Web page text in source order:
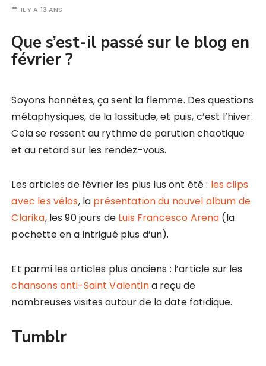
IL Y A 13 ANS
Que s’est-il passé sur le blog en
février ?
Soyons honnêtes, ça sent la flemme. Des questions
métaphysiques, de la lassitude, et puis, c’est l’hiver.
Cela se ressent au rythme de parution chaotique
et au retard sur les rendez-vous.
Les articles de février les plus lus ont été : les clips
avec les vélos, la présentation du nouvel album de
Clarika, les 90 jours de Luis Francesco Arena (la
pochette en a intrigué plus d’un).
Et parmi les articles plus anciens : l’article sur les
chansons anti-Saint Valentina reçu de
nombreuses visites autour de la date fatidique.
Tumblr